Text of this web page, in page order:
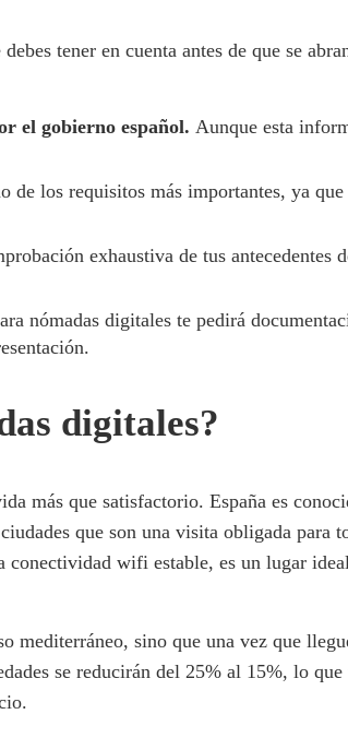
tener en cuenta antes de que se
el gobierno español. Aunque esta
de los requisitos más importantes, ya que
exhaustiva de tus antecedentes
nómadas digitales te pedirá
digitales?
más que satisfactorio. España es
que son una visita obligada para
conectividad wifi estable, es un lugar
mediterráneo, sino que una vez que
se reducirán del 25% al 15%, lo